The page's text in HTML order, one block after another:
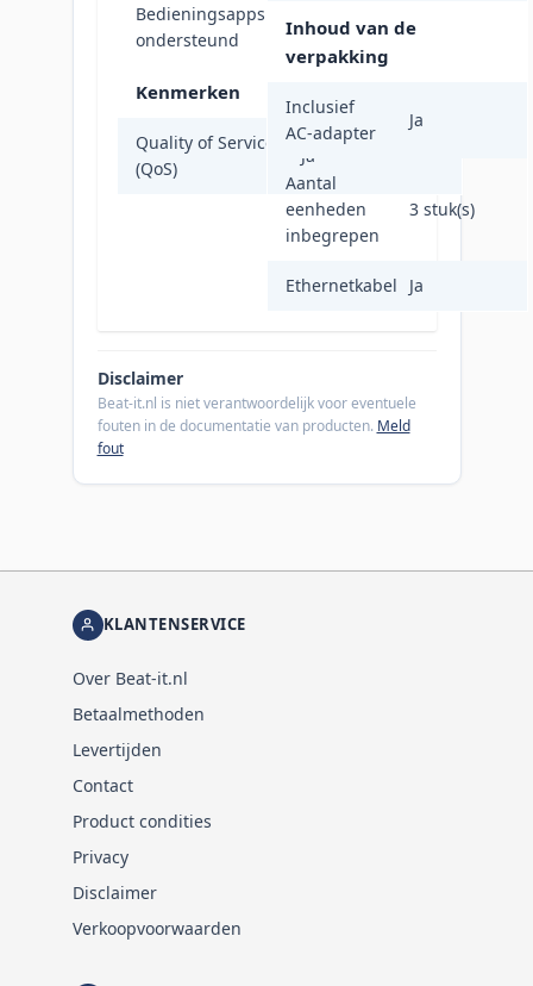
Bedieningsapps
ondersteund
TP-Link Deco
Kenmerken
Quality of Service
(QoS)
Ja
Inhoud van de
verpakking
Inclusief
AC-adapter
Ja
Aantal
eenheden
inbegrepen
3 stuk(s)
Ethernetkabel Ja
Disclaimer
Beat-it.nl is niet verantwoordelijk voor eventuele
fouten in de documentatie van producten. Meld
fout
KLANTENSERVICE
Over Beat-it.nl
Betaalmethoden
Levertijden
Contact
Product condities
Privacy
Disclaimer
Verkoopvoorwaarden